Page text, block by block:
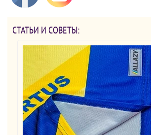
СТАТЬИ И СОВЕТЫ: